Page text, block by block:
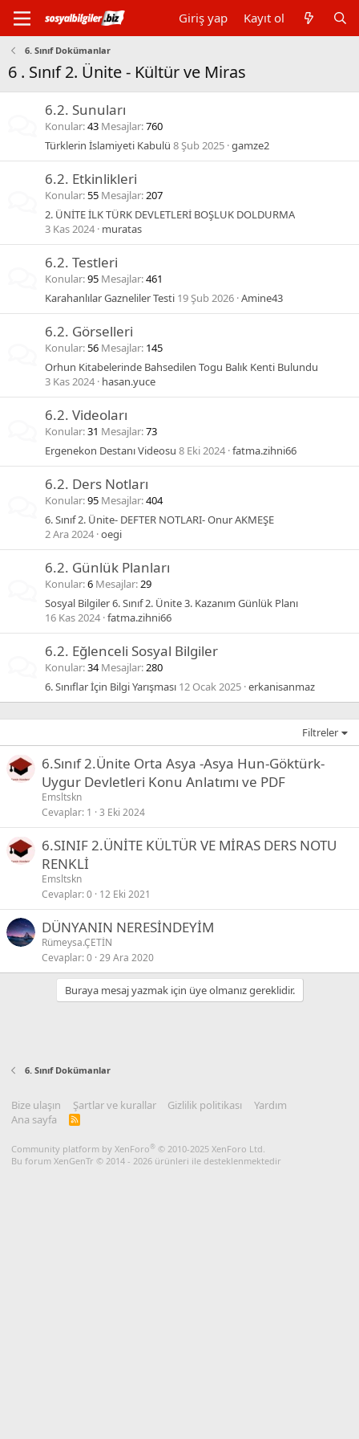
Giriş yap Kayıt ol
6. Sınıf Dokümanlar
6 . Sınıf 2. Ünite - Kültür ve Miras
6.2. Sunuları
Konular 43 Mesajlar 760
Türklerin İslamiyeti Kabulü 8 Şub 2025 gamze2
6.2. Etkinlikleri
Konular 55 Mesajlar 207
2. ÜNİTE İLK TÜRK DEVLETLERİ BOŞLUK DOLDURMA
3 Kas 2024 muratas
6.2. Testleri
Konular 95 Mesajlar 461
Karahanlılar Gazneliler Testi 19 Şub 2026 Amine43
6.2. Görselleri
Konular 56 Mesajlar 145
Orhun Kitabelerinde Bahsedilen Togu Balık Kenti Bulundu
3 Kas 2024 hasan.yuce
6.2. Videoları
Konular 31 Mesajlar 73
Ergenekon Destanı Videosu 8 Eki 2024 fatma.zihni66
6.2. Ders Notları
Konular 95 Mesajlar 404
6. Sınıf 2. Ünite- DEFTER NOTLARI- Onur AKMEŞE
2 Ara 2024 oegi
6.2. Günlük Planları
Konular 6 Mesajlar 29
Sosyal Bilgiler 6. Sınıf 2. Ünite 3. Kazanım Günlük Planı
16 Kas 2024 fatma.zihni66
6.2. Eğlenceli Sosyal Bilgiler
Konular 34 Mesajlar 280
6. Sınıflar İçin Bilgi Yarışması 12 Ocak 2025 erkanisanmaz
Filtreler
6.Sınıf 2.Ünite Orta Asya -Asya Hun-Göktürk-
Uygur Devletleri Konu Anlatımı ve PDF
Emsltskn
Cevaplar 1 3 Eki 2024
6.SINIF 2.ÜNİTE KÜLTÜR VE MİRAS DERS NOTU
RENKLİ
Emsltskn
Cevaplar 0 12 Eki 2021
DÜNYANIN NERESİNDEYİM
Rümeysa.ÇETİN
Cevaplar 0 29 Ara 2020
Buraya mesaj yazmak için üye olmanız gereklidir.
6. Sınıf Dokümanlar
Bize ulaşın Şartlar ve kurallar Gizlilik politikası
Yardım
Ana sayfa
R
Community platform by XenForo® © 2010-2025 XenForo Ltd.
Bu forum XenGenTr © 2014 - 2026 ürünleri ile desteklenmektedir